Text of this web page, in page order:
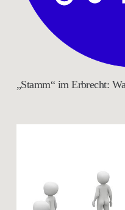
„Stamm“ im Erbrecht: